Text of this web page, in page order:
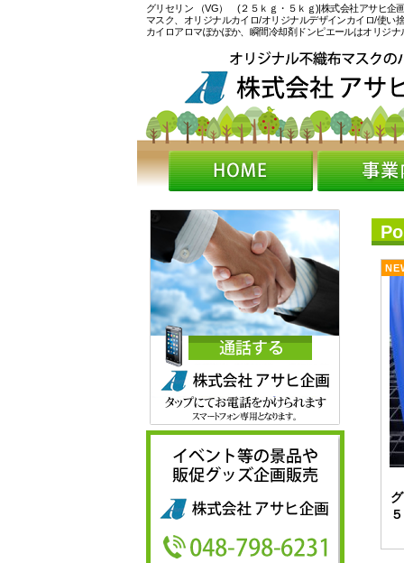
グリセリン （VG） (２５ｋｇ・５ｋｇ)|株式会社アサヒ企
マスク、オリジナルカイロ/オリジナルデザインカイロ/使い
カイロアロマぽかぽか、瞬間冷却剤ドンピエールはオリジ